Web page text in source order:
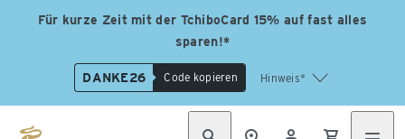
Für kurze Zeit mit der TchiboCard 15% auf fast alles
sparen!*
DANKE26 Code kopieren Hinweis*